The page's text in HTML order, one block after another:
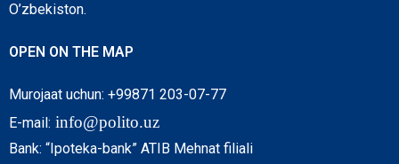
O’zbekiston.
OPEN ON THE MAP
Murojaat uchun: +99871 203-07-77
E-mail: info@polito.uz
Bank: “Ipoteka-bank” ATIB Mehnat filiali